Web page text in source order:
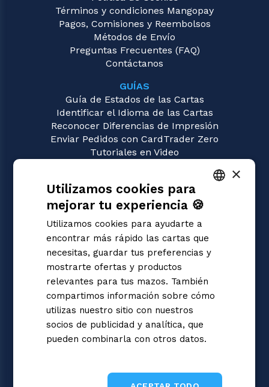
Términos y condiciones Mangopay
Pagos, Comisiones y Reembolsos
Métodos de Envío
Preguntas Frecuentes (FAQ)
Contáctanos
GUÍAS
Guía de Estados de las Cartas
Identificar el Idioma de las Cartas
Reconocer Diferencias de Impresión
Enviar Pedidos con CardTrader Zero
Tutoriales en Video
Gundam
Magic: the Gathering
Pokémon
Yu-Gi-Oh!
Flesh and Blood
Digimon
One Piece
Dragon Ball Super
Cardfight!! Vanguard
Disney Lorcana
Star Wars Unlimited
Union Arena
ITALIAN
×
Utilizamos cookies para
mejorar tu experiencia 🍪
Utilizamos cookies para ayudarte a
encontrar más rápido las cartas que
necesitas, guardar tus preferencias y
mostrarte ofertas y productos
relevantes para tus mazos. También
compartimos información sobre cómo
utilizas nuestro sitio con nuestros
socios de publicidad y analítica, que
pueden combinarla con otros datos.